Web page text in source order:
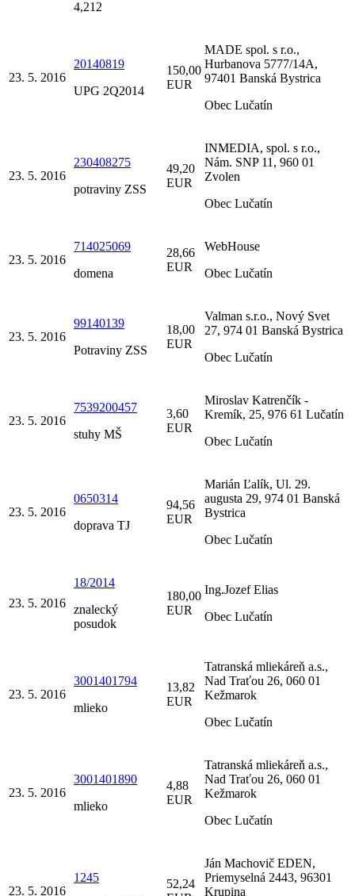
4,212
23. 5. 2016
20140819
UPG 2Q2014
150,00
EUR
MADE spol. s r.o.,
Hurbanova 5777/14A,
97401 Banská Bystrica
Obec Lučatín
23. 5. 2016
230408275
potraviny ZSS
49,20
EUR
INMEDIA, spol. s r.o.,
Nám. SNP 11, 960 01
Zvolen
Obec Lučatín
23. 5. 2016
714025069
domena
28,66
EUR
WebHouse
Obec Lučatín
23. 5. 2016
99140139
Potraviny ZSS
18,00
EUR
Valman s.r.o., Nový Svet
27, 974 01 Banská Bystrica
Obec Lučatín
23. 5. 2016
7539200457
stuhy MŠ
3,60
EUR
Miroslav Katrenčík -
Kremík, 25, 976 61 Lučatín
Obec Lučatín
23. 5. 2016
0650314
doprava TJ
94,56
EUR
Marián Ľalík, Ul. 29.
augusta 29, 974 01 Banská
Bystrica
Obec Lučatín
23. 5. 2016
18/2014
znalecký
posudok
180,00
EUR
Ing.Jozef Elias
Obec Lučatín
23. 5. 2016
3001401794
mlieko
13,82
EUR
Tatranská mliekáreň a.s.,
Nad Traťou 26, 060 01
Kežmarok
Obec Lučatín
23. 5. 2016
3001401890
mlieko
4,88
EUR
Tatranská mliekáreň a.s.,
Nad Traťou 26, 060 01
Kežmarok
Obec Lučatín
23. 5. 2016
1245
52,24
Ján Machovič EDEN,
Priemyselná 2443, 96301
Krupina